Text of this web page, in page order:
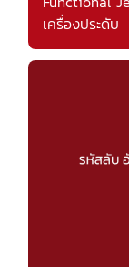
เครื่องประดับ